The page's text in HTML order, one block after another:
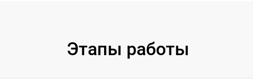
Этапы работы